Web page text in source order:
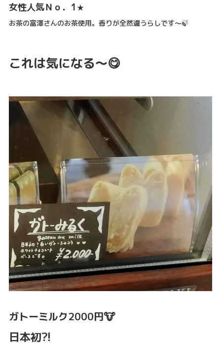
女性人気Ｎｏ．1 ★
お茶の富澤さんのお茶使用。香りが全然違うらしです～🍃
これは気になる～😋
ガトーミルク2000円🐮
日本初?!